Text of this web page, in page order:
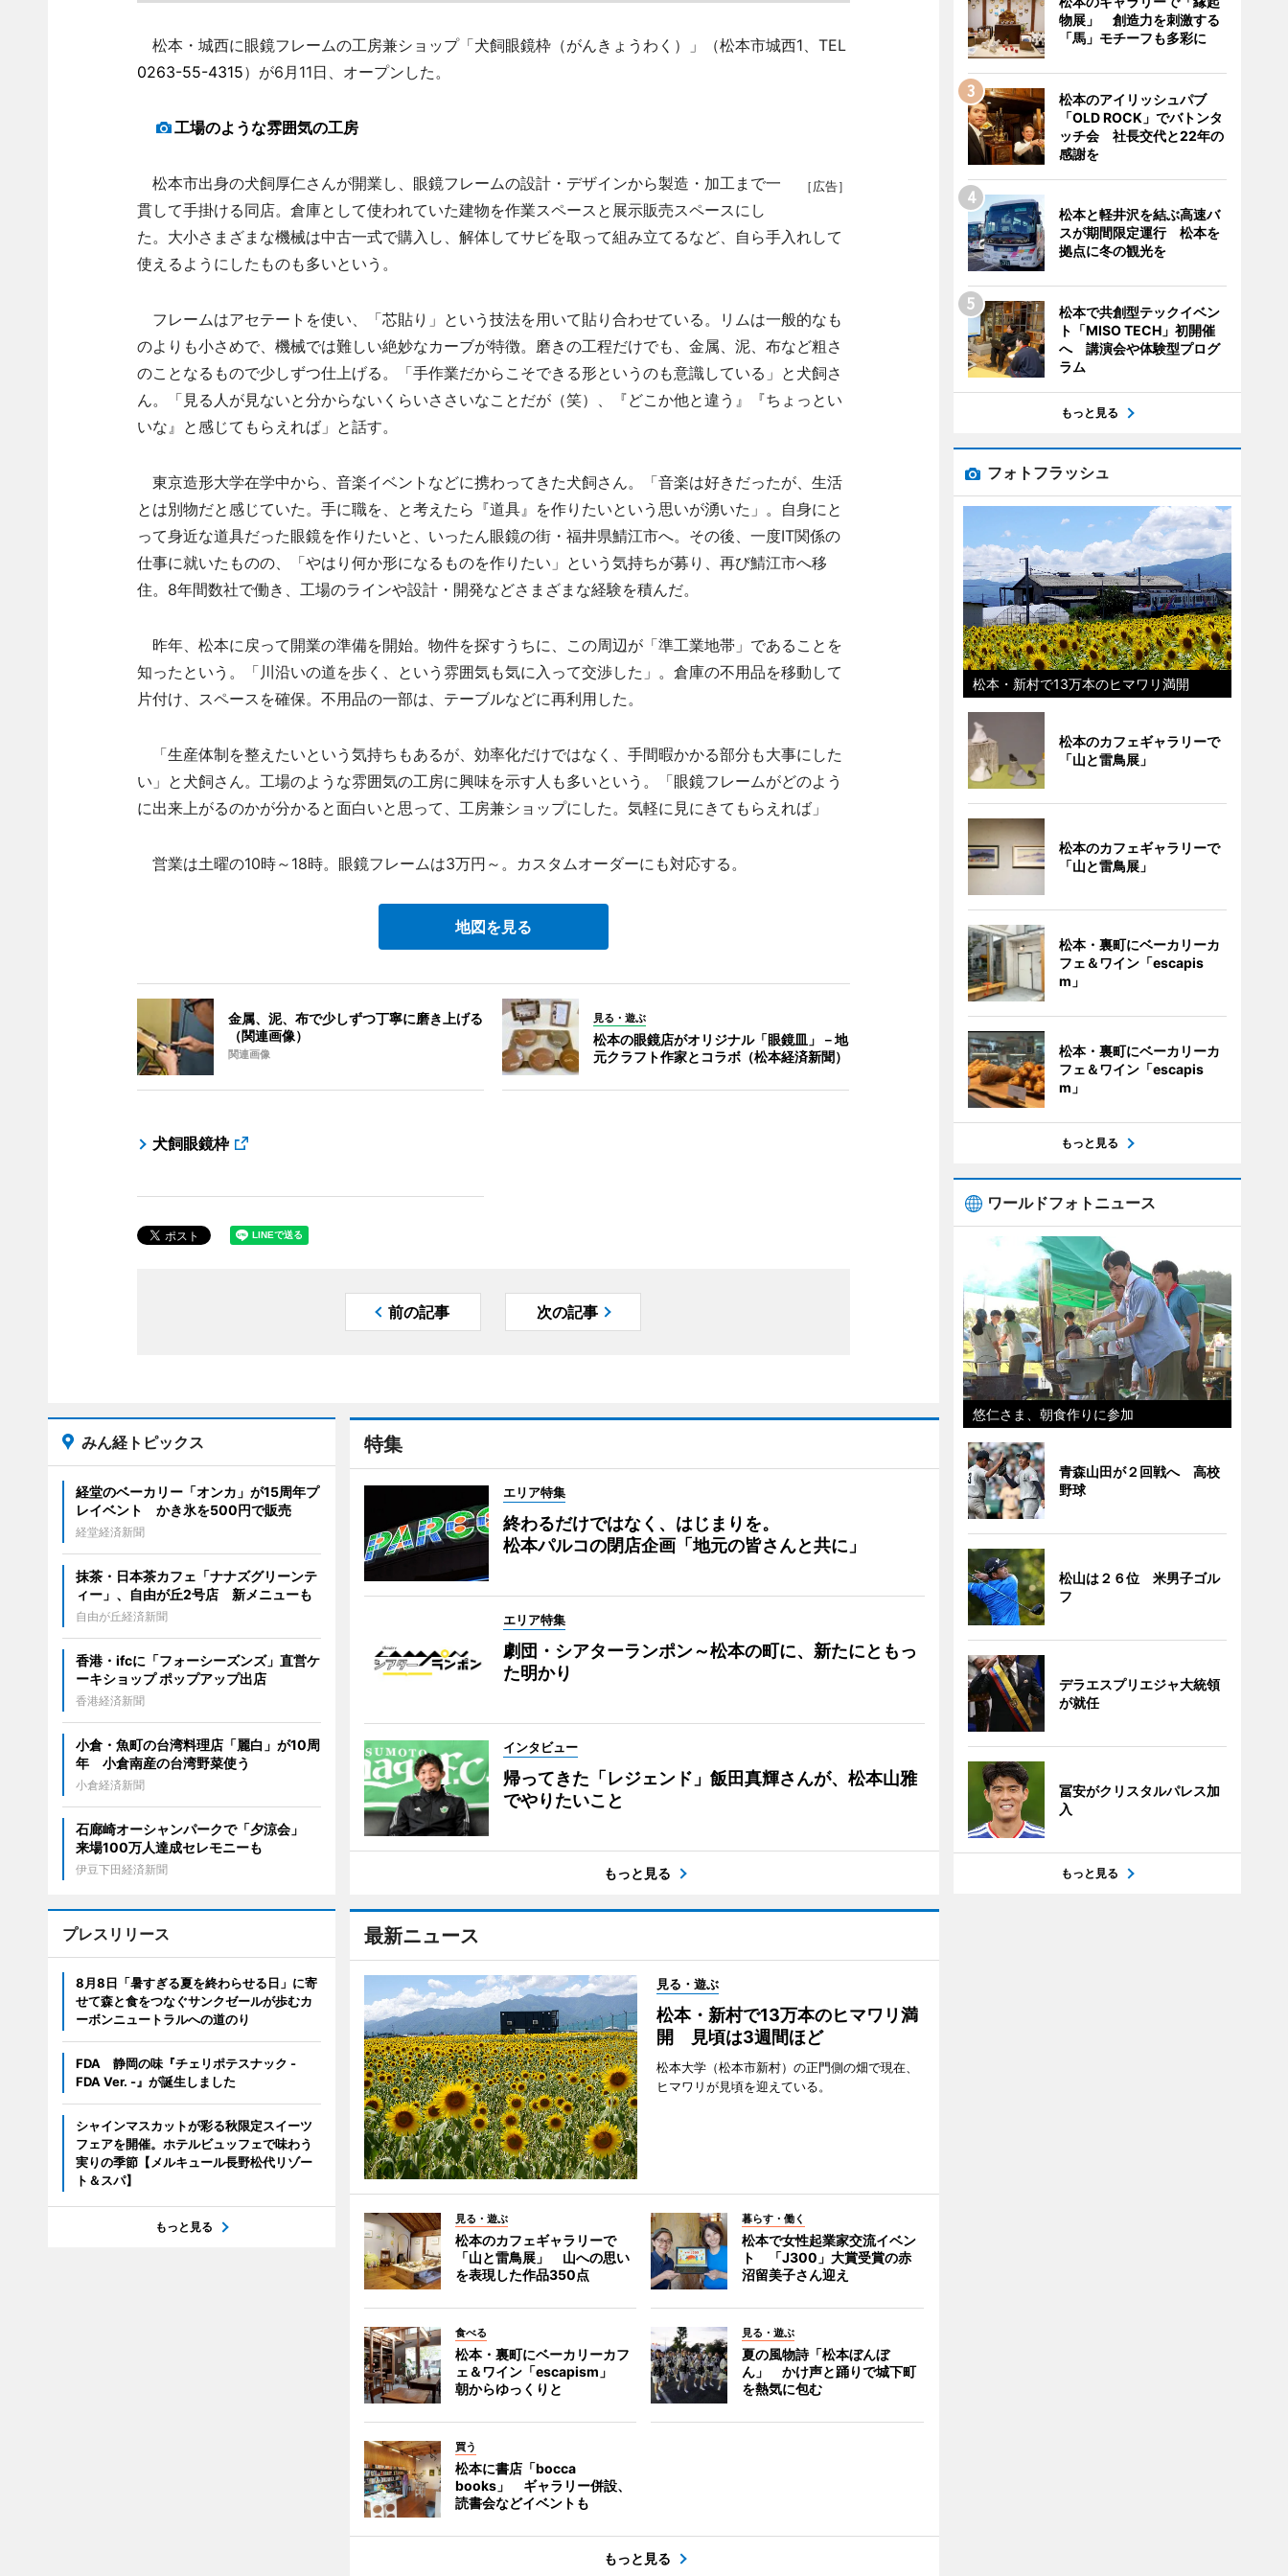
松本・城西に眼鏡フレームの工房兼ショップ「犬飼眼鏡枠（がんきょうわく）」（松本市城西1、TEL
0263-55-4315）が6月11日、オープンした。
工場のような雰囲気の工房
［広告］
松本市出身の犬飼厚仁さんが開業し、眼鏡フレームの設計・デザインから製造・加工まで一
貫して手掛ける同店。倉庫として使われていた建物を作業スペースと展示販売スペースにし
た。大小さまざまな機械は中古一式で購入し、解体してサビを取って組み立てるなど、自ら手入れして
使えるようにしたものも多いという。
フレームはアセテートを使い、「芯貼り」という技法を用いて貼り合わせている。リムは一般的なも
のよりも小さめで、機械では難しい絶妙なカーブが特徴。磨きの工程だけでも、金属、泥、布など粗さ
のことなるもので少しずつ仕上げる。「手作業だからこそできる形というのも意識している」と犬飼さ
ん。「見る人が見ないと分からないくらいささいなことだが（笑）、『どこか他と違う』『ちょっとい
いな』と感じてもらえれば」と話す。
東京造形大学在学中から、音楽イベントなどに携わってきた犬飼さん。「音楽は好きだったが、生活
とは別物だと感じていた。手に職を、と考えたら『道具』を作りたいという思いが湧いた」。自身にと
って身近な道具だった眼鏡を作りたいと、いったん眼鏡の街・福井県鯖江市へ。その後、一度IT関係の
仕事に就いたものの、「やはり何か形になるものを作りたい」という気持ちが募り、再び鯖江市へ移
住。8年間数社で働き、工場のラインや設計・開発などさまざまな経験を積んだ。
昨年、松本に戻って開業の準備を開始。物件を探すうちに、この周辺が「準工業地帯」であることを
知ったという。「川沿いの道を歩く、という雰囲気も気に入って交渉した」。倉庫の不用品を移動して
片付け、スペースを確保。不用品の一部は、テーブルなどに再利用した。
「生産体制を整えたいという気持ちもあるが、効率化だけではなく、手間暇かかる部分も大事にした
い」と犬飼さん。工場のような雰囲気の工房に興味を示す人も多いという。「眼鏡フレームがどのよう
に出来上がるのかが分かると面白いと思って、工房兼ショップにした。気軽に見にきてもらえれば」
営業は土曜の10時～18時。眼鏡フレームは3万円～。カスタムオーダーにも対応する。
地図を見る
金属、泥、布で少しずつ丁寧に磨き上げる
（関連画像）
関連画像
見る・遊ぶ
松本の眼鏡店がオリジナル「眼鏡皿」－地
元クラフト作家とコラボ（松本経済新聞）
犬飼眼鏡枠
前の記事 次の記事
特集
エリア特集
終わるだけではなく、はじまりを。
松本パルコの閉店企画「地元の皆さんと共に」
エリア特集
劇団・シアターランポン～松本の町に、新たにともっ
た明かり
インタビュー
帰ってきた「レジェンド」飯田真輝さんが、松本山雅
でやりたいこと
もっと見る
最新ニュース
見る・遊ぶ
松本・新村で13万本のヒマワリ満
開 見頃は3週間ほど
松本大学（松本市新村）の正門側の畑で現在、
ヒマワリが見頃を迎えている。
見る・遊ぶ
松本のカフェギャラリーで
「山と雷鳥展」 山への思い
を表現した作品350点
暮らす・働く
松本で女性起業家交流イベン
ト 「J300」大賞受賞の赤
沼留美子さん迎え
食べる
松本・裏町にベーカリーカフ
ェ＆ワイン「escapism」
朝からゆっくりと
見る・遊ぶ
夏の風物詩「松本ぼんぼ
ん」 かけ声と踊りで城下町
を熱気に包む
買う
松本に書店「bocca
books」 ギャラリー併設、
読書会などイベントも
もっと見る
みん経トピックス
経堂のベーカリー「オンカ」が15周年プ
レイベント かき氷を500円で販売
経堂経済新聞
抹茶・日本茶カフェ「ナナズグリーンテ
ィー」、自由が丘2号店 新メニューも
自由が丘経済新聞
香港・ifcに「フォーシーズンズ」直営ケ
ーキショップ ポップアップ出店
香港経済新聞
小倉・魚町の台湾料理店「麗白」が10周
年 小倉南産の台湾野菜使う
小倉経済新聞
石廊崎オーシャンパークで「夕涼会」
来場100万人達成セレモニーも
伊豆下田経済新聞
プレスリリース
8月8日「暑すぎる夏を終わらせる日」に寄
せて森と食をつなぐサンクゼールが歩むカ
ーボンニュートラルへの道のり
FDA 静岡の味『チェリポテスナック -
FDA Ver. -』が誕生しました
シャインマスカットが彩る秋限定スイーツ
フェアを開催。ホテルビュッフェで味わう
実りの季節【メルキュール長野松代リゾー
ト＆スパ】
もっと見る
物展」 創造力を刺激する
「馬」モチーフも多彩に
松本のアイリッシュパブ
「OLD ROCK」でバトンタ
ッチ会 社長交代と22年の
感謝を
松本と軽井沢を結ぶ高速バ
スが期間限定運行 松本を
拠点に冬の観光を
松本で共創型テックイベン
ト「MISO TECH」初開催
へ 講演会や体験型プログ
ラム
もっと見る
フォトフラッシュ
松本・新村で13万本のヒマワリ満開
松本のカフェギャラリーで
「山と雷鳥展」
松本のカフェギャラリーで
「山と雷鳥展」
松本・裏町にベーカリーカ
フェ＆ワイン「escapis
m」
松本・裏町にベーカリーカ
フェ＆ワイン「escapis
m」
もっと見る
ワールドフォトニュース
悠仁さま、朝食作りに参加
青森山田が２回戦へ 高校
野球
松山は２６位 米男子ゴル
フ
デラエスプリエジャ大統領
が就任
冨安がクリスタルパレス加
入
もっと見る